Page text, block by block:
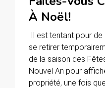
À Noël!
Il est tentant pour
se retirer
de la saison des
Nouvel An pour
propriété, une fois